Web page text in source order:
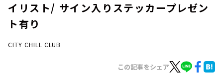
イリスト/ サイン入りステッカープレゼン
ト有り
CITY CHILL CLUB
この記事をシェア